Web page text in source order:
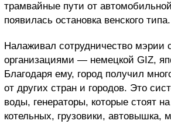
трамвайные пути от
появилась остановка венского типа.
Налаживал сотрудничество
организациями — немецкой GIZ,
Благодаря ему, город получил
от других стран и городов. Это
воды, генераторы, которые стоят
котельных, грузовики, автовышка,